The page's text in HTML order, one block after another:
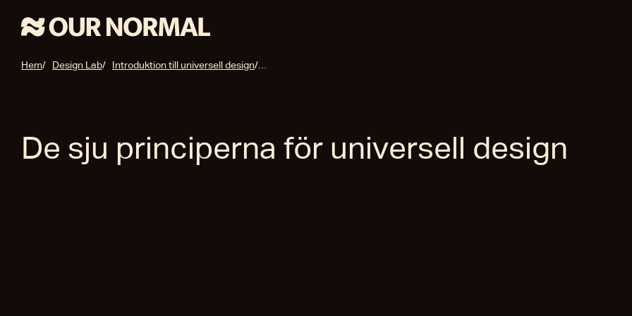
Hem Design Lab Introduktion till universell design
De sju principerna för universell design